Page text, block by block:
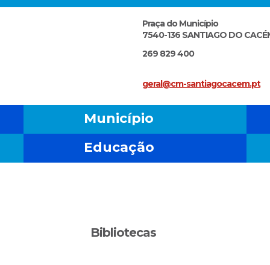
Praça do Município
7540-136 SANTIAGO DO
269 829 400
geral@cm-santiagocacem.pt
Município
Educação
Bibliotecas